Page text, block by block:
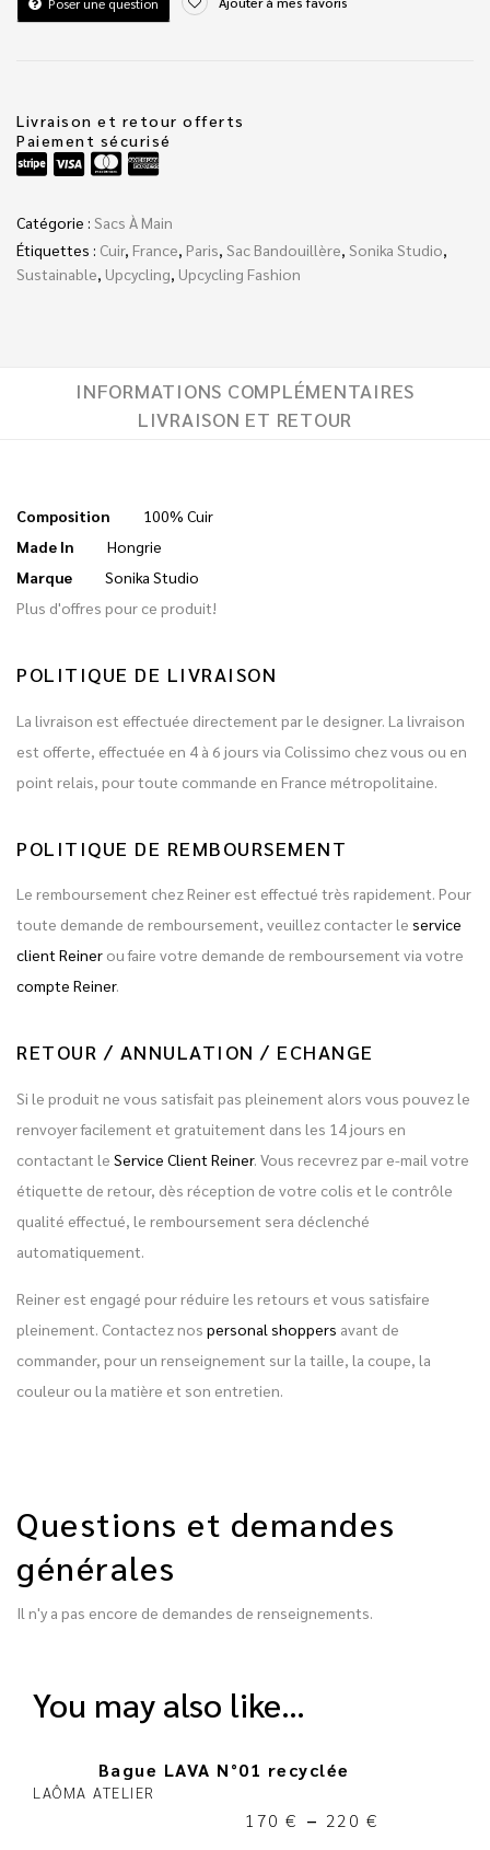
Livraison et retour offerts
Paiement sécurisé
Catégorie : Sacs À Main
Étiquettes : Cuir, France Paris Sac Bandouillère Sonika Studio
Sustainable Upcycling Upcycling Fashion
INFORMATIONS COMPLÉMENTAIRES
LIVRAISON ET RETOUR
Composition
100% Cuir
Made In
Hongrie
Marque
Sonika Studio
Plus d'offres pour ce produit!
POLITIQUE DE LIVRAISON
La livraison est effectuée directement par le designer. La livraison
est offerte, effectuée en 4 à 6 jours via Colissimo chez vous ou en
point relais, pour toute commande en France métropolitaine.
POLITIQUE DE REMBOURSEMENT
Le remboursement chez Reiner est effectué très rapidement. Pour
toute demande de remboursement, veuillez contacter le service
client Reiner ou faire votre demande de remboursement via votre
compte Reiner.
RETOUR / ANNULATION / ECHANGE
Si le produit ne vous satisfait pas pleinement alors vous pouvez le
renvoyer facilement et gratuitement dans les 14 jours en
contactant le Service Client Reiner. Vous recevrez par e-mail votre
étiquette de retour, dès réception de votre colis et le contrôle
qualité effectué, le remboursement sera déclenché
automatiquement.
Reiner est engagé pour réduire les retours et vous satisfaire
pleinement. Contactez nos personal shoppers avant de
commander, pour un renseignement sur la taille, la coupe, la
couleur ou la matière et son entretien.
Questions et demandes
générales
Il n'y a pas encore de demandes de renseignements.
you may also like…
Bague LAVA N°01 recyclée
LAÔMA ATELIER
170 € – 220 €